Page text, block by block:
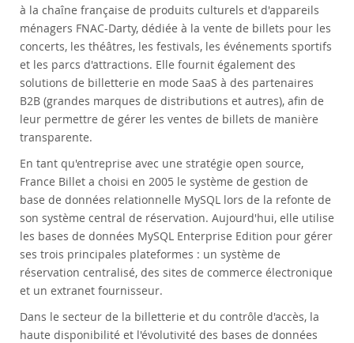
à la chaîne française de produits culturels et d'appareils
ménagers FNAC-Darty, dédiée à la vente de billets pour les
concerts, les théâtres, les festivals, les événements sportifs
et les parcs d'attractions. Elle fournit également des
solutions de billetterie en mode SaaS à des partenaires
B2B (grandes marques de distributions et autres), afin de
leur permettre de gérer les ventes de billets de manière
transparente.
En tant qu'entreprise avec une stratégie open source,
France Billet a choisi en 2005 le système de gestion de
base de données relationnelle MySQL lors de la refonte de
son système central de réservation. Aujourd'hui, elle utilise
les bases de données MySQL Enterprise Edition pour gérer
ses trois principales plateformes : un système de
réservation centralisé, des sites de commerce électronique
et un extranet fournisseur.
Dans le secteur de la billetterie et du contrôle d'accès, la
haute disponibilité et l'évolutivité des bases de données